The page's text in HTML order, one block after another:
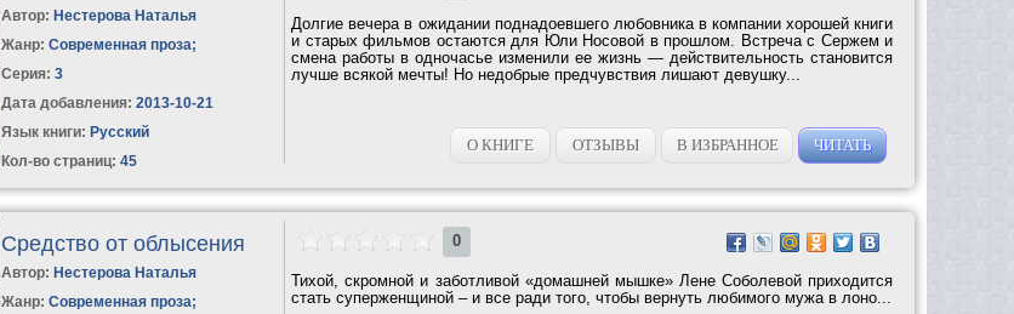
Автор: Нестерова Наталья
Жанр: Современная проза;
Серия:3
Дата добавления: 2013-10-21
Язык книги: Русский
Кол-во страниц: 45
Долгие вечера в ожидании поднадоевшего любовника в компании хорошей книги
и старых фильмов остаются для Юли Носовой в прошлом. Встреча с Сержем и
смена работы в одночасье изменили ее жизнь — действительность становится
лучше всякой мечты! Но недобрые предчувствия лишают девушку...
О КНИГЕ ОТЗЫВЫ В ИЗБРАННОЕ ЧИТАТЬ
Средство от облысения
Автор: Нестерова Наталья
Жанр: Современная проза;
0
Тихой, скромной и заботливой «домашней мышке» Лене Соболевой приходится
стать суперженщиной – и все ради того, чтобы вернуть любимого мужа в лоно...